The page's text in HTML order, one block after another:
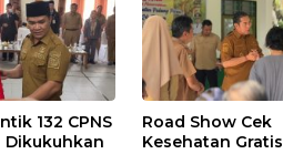
132 CPNS
Dikukuhkan
Road Show Cek
Kesehatan Gratis